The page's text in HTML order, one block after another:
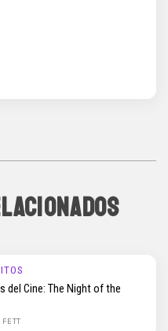
del Cine: The Night of the
FETT